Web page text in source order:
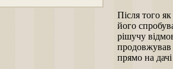
Після того
його
рішучу
продовжував
прямо на дачі